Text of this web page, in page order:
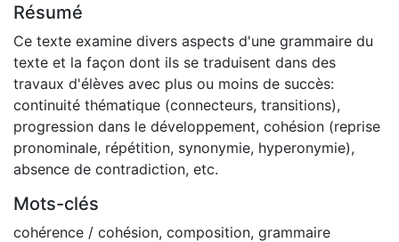
Résumé
Ce texte examine divers aspects d'une grammaire du
texte et la façon dont ils se traduisent dans des
travaux d'élèves avec plus ou moins de succès:
continuité thématique (connecteurs, transitions),
progression dans le développement, cohésion (reprise
pronominale, répétition, synonymie, hyperonymie),
absence de contradiction, etc.
Mots-clés
cohérence / cohésion, composition, grammaire